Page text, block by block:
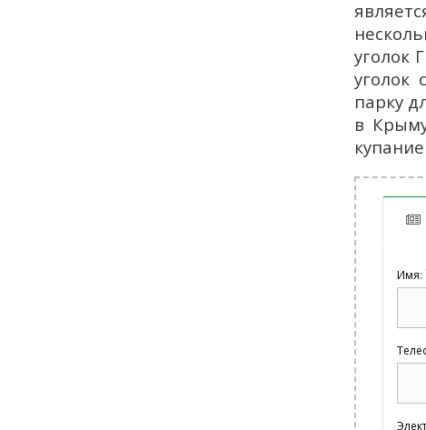
уголок
уголок
парку
в
Имя: